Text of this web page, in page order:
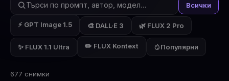
Всички
⚡ GPT Image 1.5 🎨 DALL·E 3 🌿 FLUX 2 Pro
✨ FLUX 1.1 Ultra ✏️ FLUX Kontext Популярни
677 снимки